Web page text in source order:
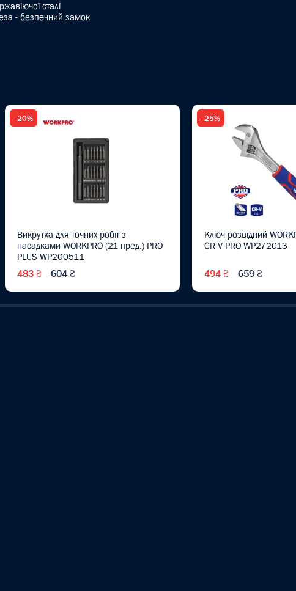
сталі
- безпечний замок
- 20%
Викрутка для точних робіт з
насадками WORKPRO (21 пред.) PRO
PLUS WP200511
483 ₴ 604 ₴
- 25%
Ключ розвідний
CR-V PRO WP272013
494 ₴ 659 ₴